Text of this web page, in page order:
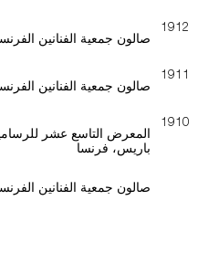
1912
صالون جمعية الفنانين
1911
صالون جمعية الفنانين
1910
المعرض التاسع عشر
باريس، فرنسا
صالون جمعية الفنانين